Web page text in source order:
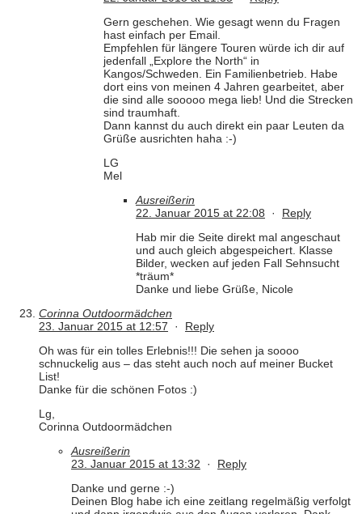
Gern geschehen. Wie gesagt wenn du Fragen
hast einfach per Email.
Empfehlen für längere Touren würde ich dir auf
jedenfall „Explore the North“ in
Kangos/Schweden. Ein Familienbetrieb. Habe
dort eins von meinen 4 Jahren gearbeitet, aber
die sind alle sooooo mega lieb! Und die Strecken
sind traumhaft.
Dann kannst du auch direkt ein paar Leuten da
Grüße ausrichten haha :-)
LG
Mel
Ausreißerin
22. Januar 2015 at 22:08 · Reply
Hab mir die Seite direkt mal angeschaut
und auch gleich abgespeichert. Klasse
Bilder, wecken auf jeden Fall Sehnsucht
*träum*
Danke und liebe Grüße, Nicole
Corinna Outdoormädchen
23. Januar 2015 at 12:57 · Reply
Oh was für ein tolles Erlebnis!!! Die sehen ja soooo
schnuckelig aus – das steht auch noch auf meiner Bucket
List!
Danke für die schönen Fotos :)
Lg,
Corinna Outdoormädchen
Ausreißerin
23. Januar 2015 at 13:32 · Reply
Danke und gerne :-)
Deinen Blog habe ich eine zeitlang regelmäßig verfolgt